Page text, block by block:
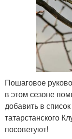
Пошаговое
в этом сезоне
добавить в
татарстанского
посоветуют!